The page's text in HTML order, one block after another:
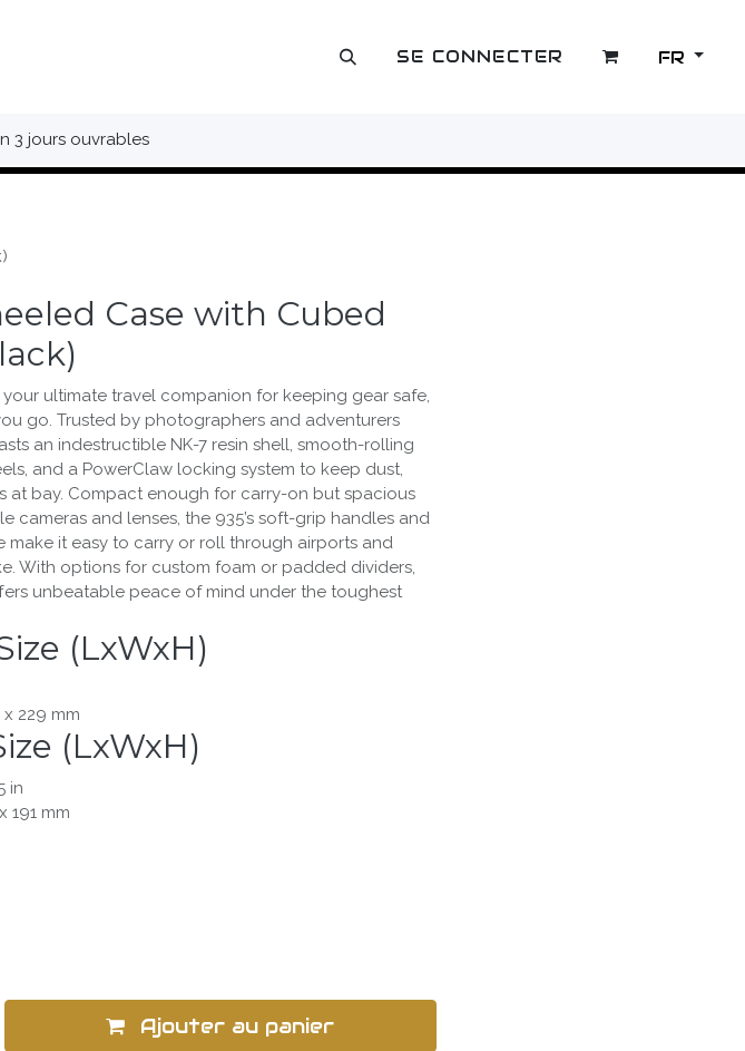
OUTLET SE CONNECTER FR
3 jours ouvrables
Case with Cubed
your ultimate travel companion for keeping gear safe,
go. Trusted by photographers and adventurers
an indestructible NK-7 resin shell, smooth-rolling
and a PowerClaw locking system to keep dust,
at bay. Compact enough for carry-on but spacious
cameras and lenses, the 935’s soft-grip handles and
make it easy to carry or roll through airports and
With options for custom foam or padded dividers,
unbeatable peace of mind under the toughest
(LxWxH)
229 mm
(LxWxH)
in
191 mm
Ajouter au panier